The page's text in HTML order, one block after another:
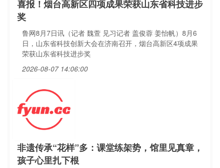
喜报！烟台高新区四项成果荣获山东省科技进步
奖
鲁网8月7日讯（记者 魏萱 见习记者 盖俊蓉 姜怡帆）8月6
日，山东省科技创新大会在济南召开，烟台高新区4项成果
荣获山东省科技进步奖
2026-08-07 14:06:00
非遗传承“花样”多：课堂练架势，馆里见真章，
孩子心里扎下根